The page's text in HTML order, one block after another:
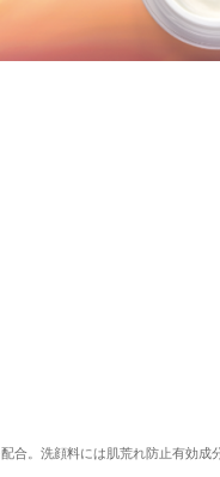
。洗顔料には肌荒れ防止有効成